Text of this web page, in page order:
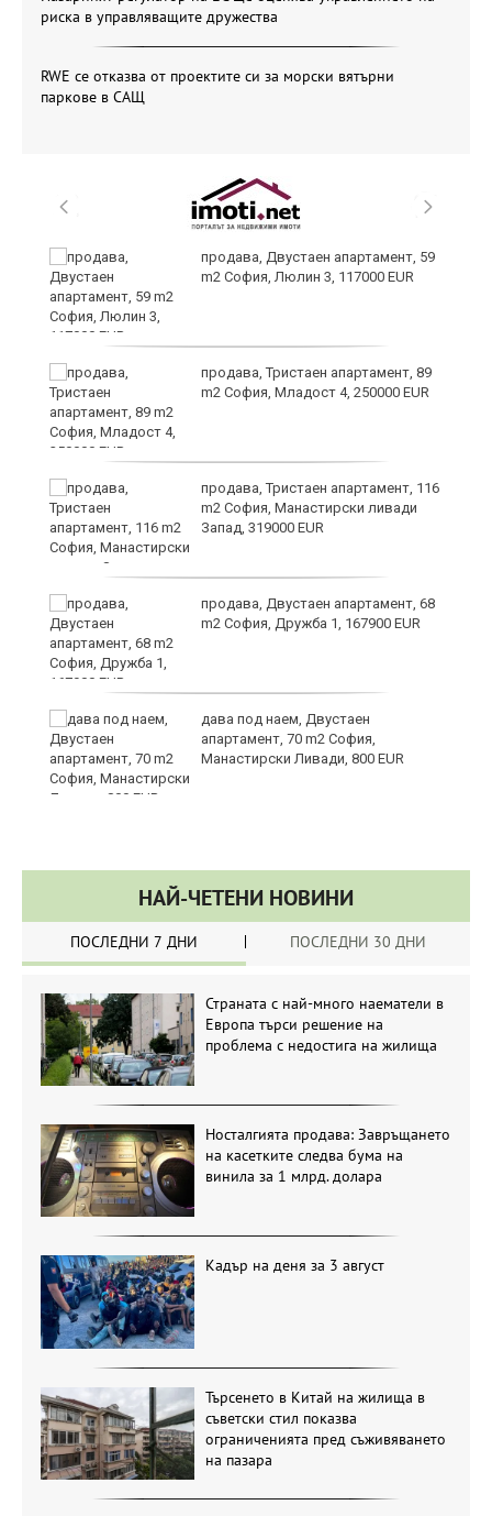
риска в управляващите дружества
RWE се отказва от проектите си за морски вятърни
паркове в САЩ
продава, Двустаен апартамент, 59
m2 София, Люлин 3, 117000 EUR
продава, Тристаен апартамент, 89
m2 София, Младост 4, 250000 EUR
продава, Тристаен апартамент, 116
m2 София, Манастирски ливади
Запад, 319000 EUR
продава, Двустаен апартамент, 68
m2 София, Дружба 1, 167900 EUR
дава под наем, Двустаен
апартамент, 70 m2 София,
Манастирски Ливади, 800 EUR
НАЙ-ЧЕТЕНИ НОВИНИ
ПОСЛЕДНИ 7 ДНИ ПОСЛЕДНИ 30 ДНИ
Страната с най-много наематели в
Европа търси решение на
проблема с недостига на жилища
Носталгията продава: Завръщането
на касетките следва бума на
винила за 1 млрд. долара
Кадър на деня за 3 август
Търсенето в Китай на жилища в
съветски стил показва
ограниченията пред съживяването
на пазара